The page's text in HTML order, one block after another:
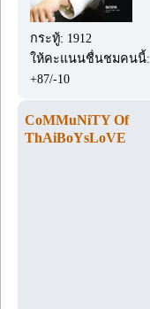
กระทู้: 1912
ให้คะแนนชื่นชมคนนี้:
+87/-10
CoMMuNiTY Of
ThAiBoYsLoVE